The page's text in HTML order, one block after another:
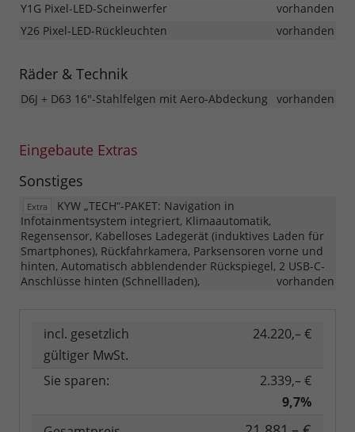
Y1G Pixel-LED-Scheinwerfer
vorhanden
Y26 Pixel-LED-Rückleuchten
vorhanden
Räder & Technik
D6J + D63 16"-Stahlfelgen mit Aero-Abdeckung vorhanden
Eingebaute Extras
Sonstiges
Extra
KYW „TECH“-PAKET: Navigation in
Infotainmentsystem integriert, Klimaautomatik,
Regensensor, Kabelloses Ladegerät (induktives Laden für
Smartphones), Rückfahrkamera, Parksensoren vorne und
hinten, Automatisch abblendender Rückspiegel, 2 USB-C-
Anschlüsse hinten (Schnellladen),
vorhanden
incl. gesetzlich
gültiger MwSt.
24.220,– €
Sie sparen:
2.339,– €
9,7%